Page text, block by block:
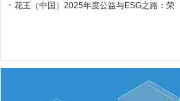
节公益活
花王（中国）2025年度公益与ESG之路：荣